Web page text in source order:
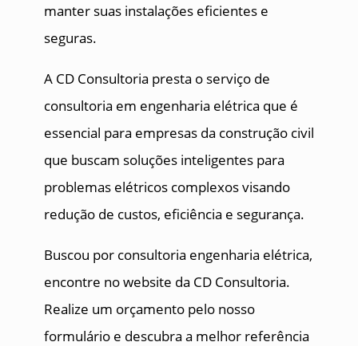
manter suas instalações eficientes e
seguras.
A CD Consultoria presta o serviço de
consultoria em engenharia elétrica que é
essencial para empresas da construção civil
que buscam soluções inteligentes para
problemas elétricos complexos visando
redução de custos, eficiência e segurança.
Buscou por consultoria engenharia elétrica,
encontre no website da CD Consultoria.
Realize um orçamento pelo nosso
formulário e descubra a melhor referência